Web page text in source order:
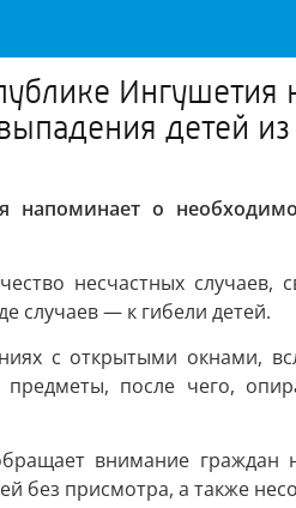
детей
напоминает о
несчастных
случаев — к гибели детей.
с открытыми окнами,
после чего,
внимание
без присмотра, а также